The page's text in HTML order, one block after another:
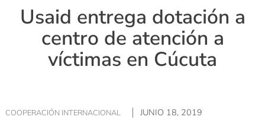
Usaid entrega dotación a
centro de atención a
víctimas en Cúcuta
COOPERACIÓN INTERNACIONAL JUNIO 18, 2019